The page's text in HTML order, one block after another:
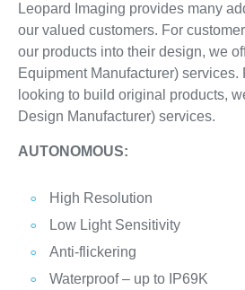
Leopard Imaging provides many
our valued customers. For
our products into their design, we
Equipment Manufacturer) services.
looking to build original products,
Design Manufacturer) services.
AUTONOMOUS:
High Resolution
Low Light Sensitivity
Anti-flickering
Waterproof – up to IP69K